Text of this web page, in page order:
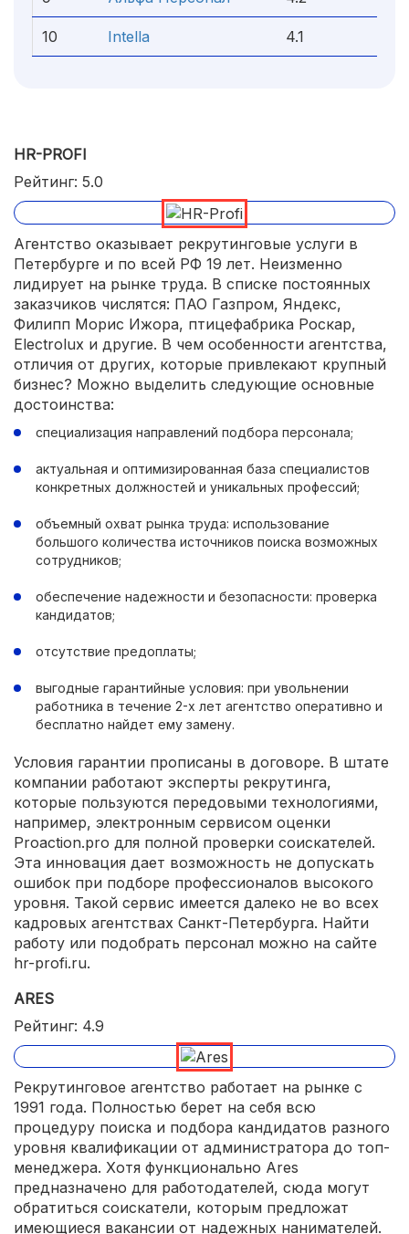
10 Intella 4.1
HR-PROFI
Рейтинг: 5.0
Агентство оказывает рекрутинговые услуги в
Петербурге и по всей РФ 19 лет. Неизменно
лидирует на рынке труда. В списке постоянных
заказчиков числятся: ПАО Газпром, Яндекс,
Филипп Морис Ижора, птицефабрика Роскар,
Electrolux и другие. В чем особенности агентства,
отличия от других, которые привлекают крупный
бизнес? Можно выделить следующие основные
достоинства:
специализация направлений подбора персонала;
актуальная и оптимизированная база специалистов
конкретных должностей и уникальных профессий;
объемный охват рынка труда: использование
большого количества источников поиска возможных
сотрудников;
обеспечение надежности и безопасности: проверка
кандидатов;
отсутствие предоплаты;
выгодные гарантийные условия: при увольнении
работника в течение 2-х лет агентство оперативно и
бесплатно найдет ему замену.
Условия гарантии прописаны в договоре. В штате
компании работают эксперты рекрутинга,
которые пользуются передовыми технологиями,
например, электронным сервисом оценки
Proaction.pro для полной проверки соискателей.
Эта инновация дает возможность не допускать
ошибок при подборе профессионалов высокого
уровня. Такой сервис имеется далеко не во всех
кадровых агентствах Санкт-Петербурга. Найти
работу или подобрать персонал можно на сайте
hr-profi.ru.
ARES
Рейтинг: 4.9
Рекрутинговое агентство работает на рынке с
1991 года. Полностью берет на себя всю
процедуру поиска и подбора кандидатов разного
уровня квалификации от администратора до топ-
менеджера. Хотя функционально Ares
предназначено для работодателей, сюда могут
обратиться соискатели, которым предложат
имеющиеся вакансии от надежных нанимателей.